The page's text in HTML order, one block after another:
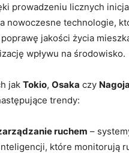
prowadzeniu licznych
nowoczesne technologie,
jakości życia
wpływu na środowisko.
jak Tokio, Osaka czy Nagoja
trendy:
ruchem –
które monitorują